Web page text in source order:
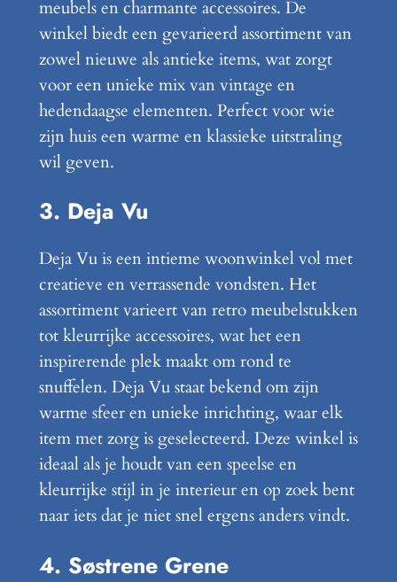
meubels en charmante accessoires. De
winkel biedt een gevarieerd assortiment van
zowel nieuwe als antieke items, wat zorgt
voor een unieke mix van vintage en
hedendaagse elementen. Perfect voor wie
zijn huis een warme en klassieke uitstraling
wil geven.
3. Deja Vu
Deja Vu is een intieme woonwinkel vol met
creatieve en verrassende vondsten. Het
assortiment varieert van retro meubelstukken
tot kleurrijke accessoires, wat het een
inspirerende plek maakt om rond te
snuffelen. Deja Vu staat bekend om zijn
warme sfeer en unieke inrichting, waar elk
item met zorg is geselecteerd. Deze winkel is
ideaal als je houdt van een speelse en
kleurrijke stijl in je interieur en op zoek bent
naar iets dat je niet snel ergens anders vindt.
4. Søstrene Grene